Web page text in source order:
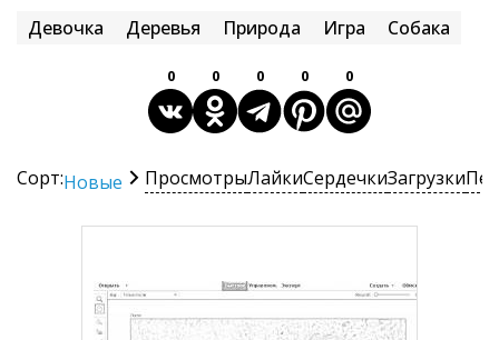
Девочка Деревья Природа Игра Собака
0 0 0 0 0
Сорт:Новые ПросмотрыЛайкиСердечкиЗагрузки